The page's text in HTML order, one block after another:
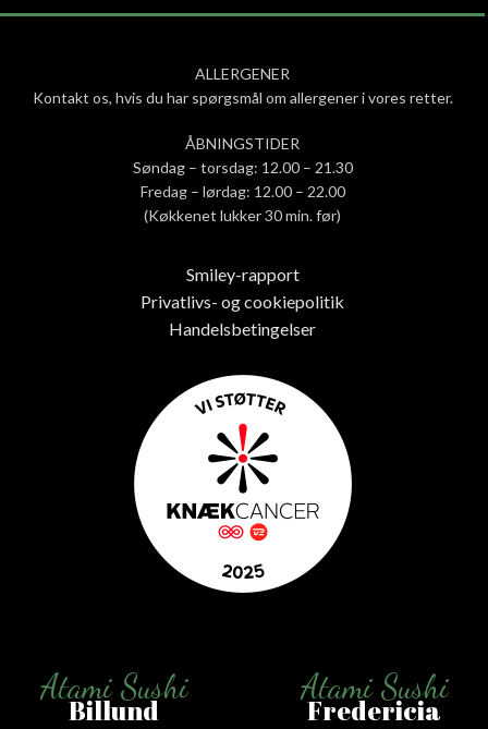
ALLERGENER
Kontakt os, hvis du har spørgsmål om allergener i vores retter.
ÅBNINGSTIDER
Søndag – torsdag: 12.00 – 21.30
Fredag – lørdag: 12.00 – 22.00
(Køkkenet lukker 30 min. før)
Smiley-rapport
Privatlivs- og cookiepolitik
Handelsbetingelser
Atami Sushi
Billund
Atami Sushi
Fredericia